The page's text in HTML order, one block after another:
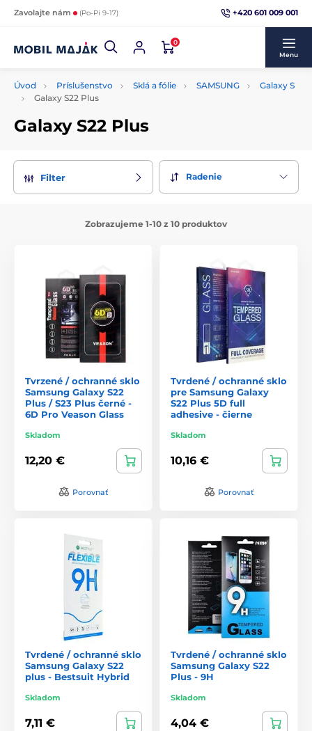
Zavolajte nám (Po-Pi 9-17) +420 601 009 001
0
Menu
Úvod Príslušenstvo Sklá a fólie SAMSUNG
Galaxy S
Galaxy S22 Plus
Galaxy S22 Plus
Filter Radenie
Zobrazujeme 1-10 z 10 produktov
Tvrzené / ochranné sklo
Samsung Galaxy S22
Plus / S23 Plus černé -
6D Pro Veason Glass
Skladom
12,20 €
Porovnať
Tvrdené / ochranné sklo
pre Samsung Galaxy
S22 Plus 5D full
adhesive - čierne
Skladom
10,16 €
Porovnať
Tvrdené / ochranné sklo
Samsung Galaxy S22
plus - Bestsuit Hybrid
Skladom
7,11 €
Tvrdené / ochranné sklo
Samsung Galaxy S22
Plus - 9H
Skladom
4,04 €